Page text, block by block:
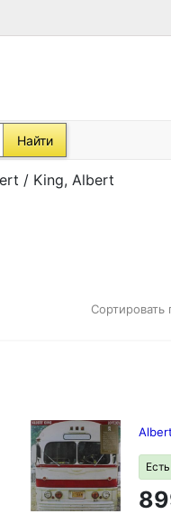
Найти
/ King, Albert
Сортировать